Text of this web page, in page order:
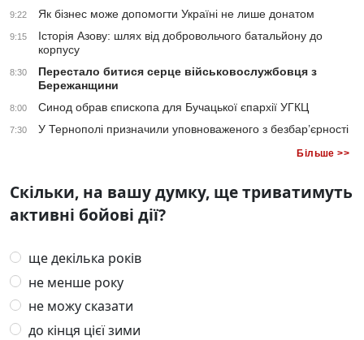
9:22 Як бізнес може допомогти Україні не лише донатом
9:15
Історія Азову: шлях від добровольчого батальйону до
корпусу
8:30
Перестало битися серце військовослужбовця з
Бережанщини
8:00 Синод обрав єпископа для Бучацької єпархії УГКЦ
7:30 У Тернополі призначили уповноваженого з безбар’єрності
Більше >>
Скільки, на вашу думку, ще триватимуть
активні бойові дії?
ще декілька років
не менше року
не можу сказати
до кінця цієї зими